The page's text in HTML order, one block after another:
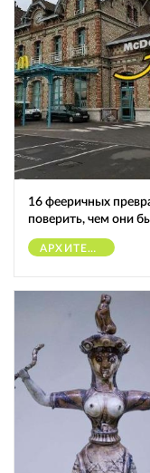
16 фееричных
поверить, чем они
АРХИТЕКТУРА